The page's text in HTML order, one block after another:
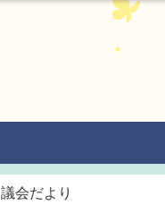
議会だより